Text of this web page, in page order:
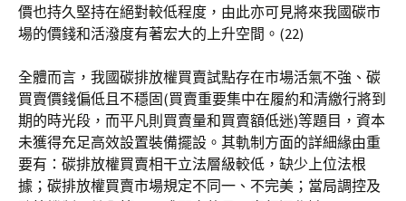
價也持久堅持在絕對較低程度，由此亦可見將來我國碳市
場的價錢和活潑度有著宏大的上升空間。(22)
全體而言，我國碳排放權買賣試點存在市場活氣不強、碳
買賣價錢偏低且不穩固(買賣重要集中在履約和清繳行將到
期的時光段，而平凡則買賣量和買賣額低迷)等題目，資本
未獲得充足高效設置裝備擺設。其軌制方面的詳細緣由重
要有：碳排放權買賣相干立法層級較低，缺少上位法根
據；碳排放權買賣市場規定不同一、不完美；當局調控及